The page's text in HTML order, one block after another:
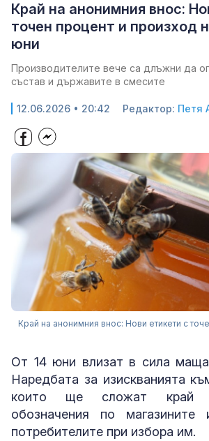
Край на анонимния внос:
точен процент и произход
юни
Производителите вече са длъжни да
състав и държавите в смесите
12.06.2026 • 20:42 Редактор: Петя
Край на анонимния внос: Нови етикети с
От 14 юни влизат в сила
Наредбата за изискванията
които ще сложат край
обозначения по
потребителите при избора им.